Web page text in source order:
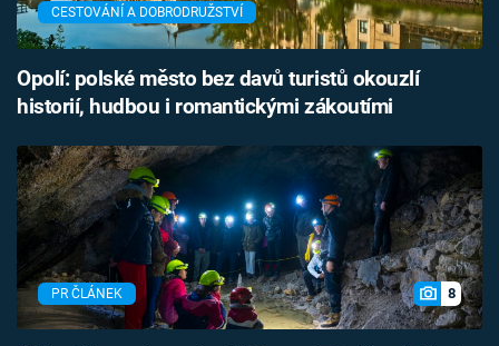
CESTOVÁNÍ A DOBRODRUŽSTVÍ
Opolí: polské město bez davů turistů okouzlí
historií, hudbou i romantickými zákoutími
PR ČLÁNEK 8